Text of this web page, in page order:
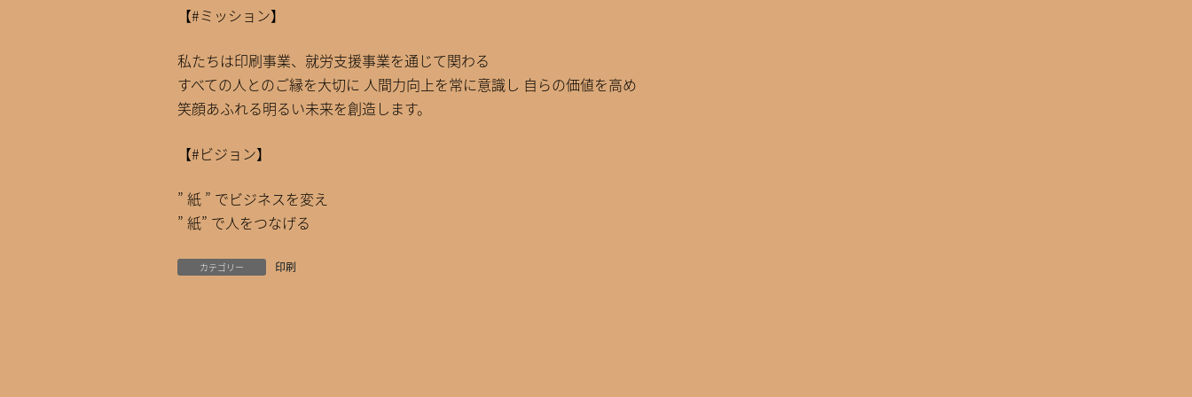
【#ミッション】
私たちは印刷事業、就労支援事業を通じて関わる
すべての人とのご縁を大切に 人間力向上を常に意識し 自らの価値を高め
笑顔あふれる明るい未来を創造します。
【#ビジョン】
” 紙 ” でビジネスを変え
” 紙” で人をつなげる
カテゴリー 印刷